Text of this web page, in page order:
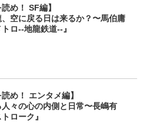
め！ SF編】
空に戻る日は来るか？〜馬伯庸
ロ--地龍鉄道--』
め！ エンタメ編】
々の心の内側と日常〜長嶋有
ローク』